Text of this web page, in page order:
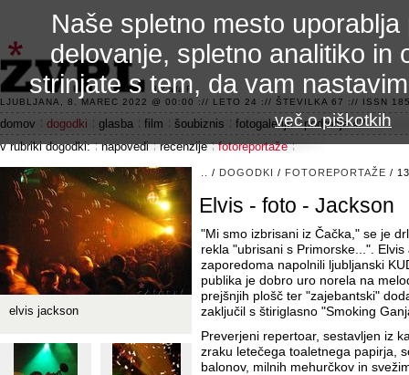
3.2 alfa R
LJUBLJANA, 8. MAREC 2022 @ 00:00 :// LETO 24 :// ŠTEVILKA 67 :// ISSN
domov dogodki glasba film šoubiznis fotogalerije
področje 42
v rubriki dogodki:
napovedi recenzije fotoreportaže
/ DOGODKI / FOTOREPORTAŽE /
Elvis - foto - Jackson
"Mi smo izbrisani iz Čačka," se je
rekla "ubrisani s Primorske...".
zaporedoma napolnili ljubljanski
publika je dobro uro norela na
prejšnjih plošč ter "zajebantski"
zaključil s štiriglasno "Smoking
Preverjeni repertoar, sestavljen iz
zraku letečega toaletnega papirja,
balonov, milnih mehurčkov in
elvis jackson
Naše spletno mesto
delovanje, spletno analitiko in
strinjate s tem, da vam
več o piškotkih